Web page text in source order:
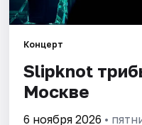
Площадки
Артисты
Концерт
Slipknot
Москве
6 ноября 2026 •